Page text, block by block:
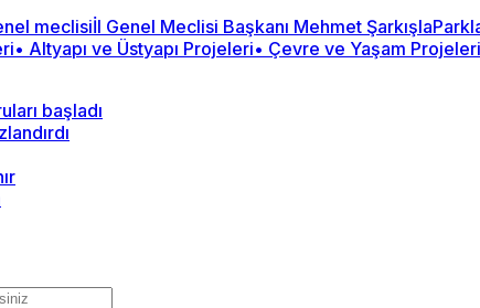
meclisiİl Genel Meclisi Başkanı Mehmet Şarkışla
• Altyapı ve Üstyapı Projeleri• Çevre ve Yaşam Projeleri
başladı